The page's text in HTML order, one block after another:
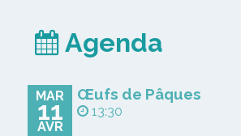
Agenda
MAR
11
AVR
Œufs de Pâques
13:30